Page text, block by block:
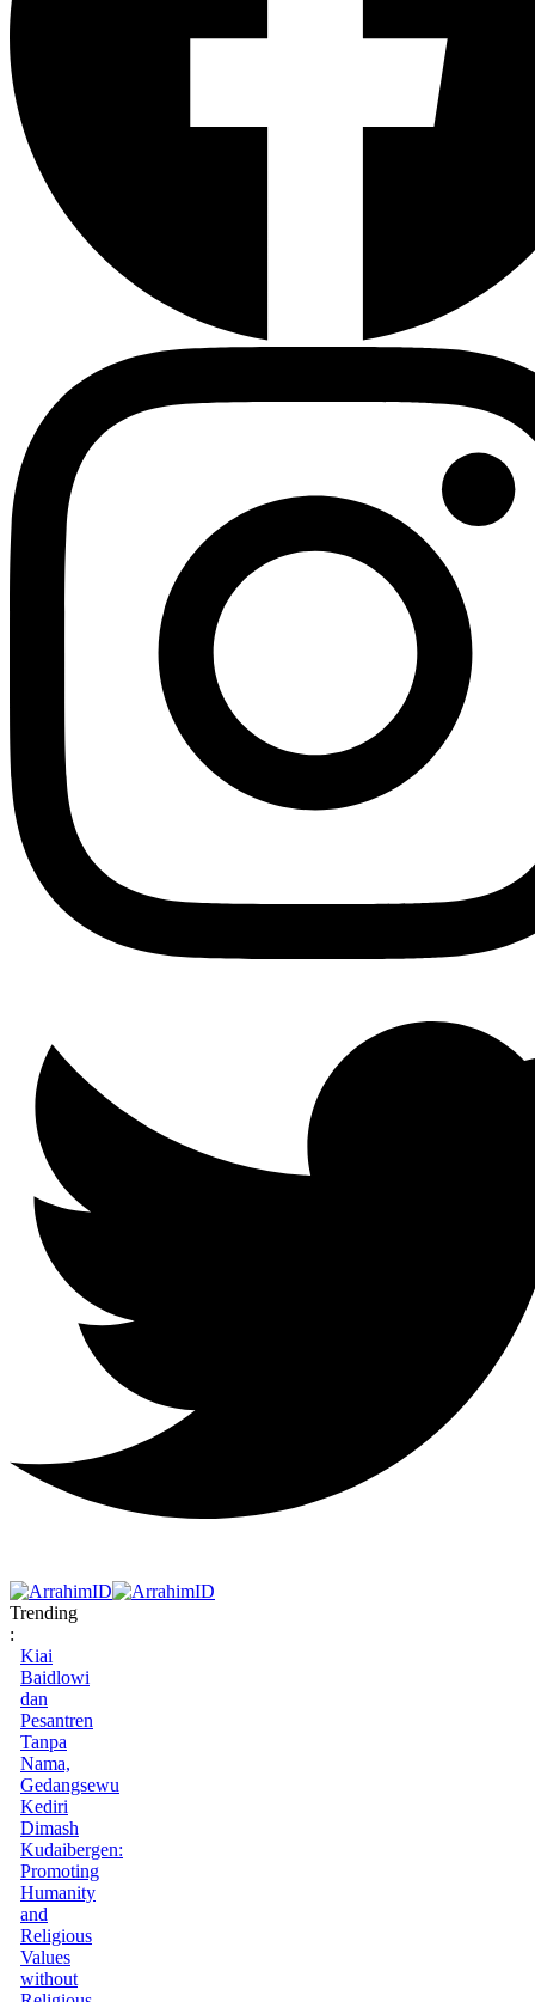
Trending
:
Kiai
Baidlowi
dan
Pesantren
Tanpa
Nama,
Gedangsewu
Kediri
Dimash
Kudaibergen:
Promoting
Humanity
and
Religious
Values
without